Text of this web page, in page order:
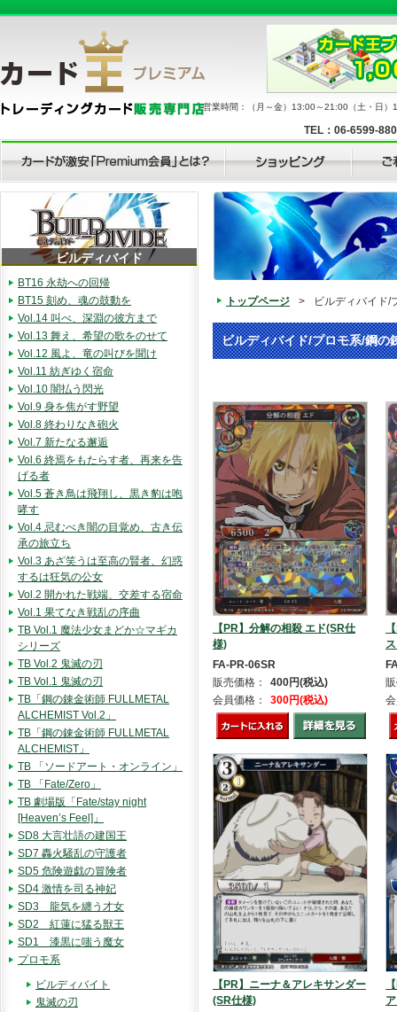
営業時間：（月～金）13:00～21:00（土・日
TEL：06-6599-
トップページ > ビルディバイド/
ビルディバイド/プロモ系/鋼の
【PR】分解の相殺 エド(SR仕
様)
FA-PR-06SR
販売価格：
400円(税込)
会員価格：
300円(税込)
【PR】ニーナ＆アレキサンダー
(SR仕様)
ビルディバイド
BT16 永劫への回帰
BT15 刻め、魂の鼓動を
Vol.14 叫べ、深淵の彼方まで
Vol.13 舞え、希望の歌をのせて
Vol.12 風よ、竜の叫びを聞け
Vol.11 紡ぎゆく宿命
Vol.10 闇払う閃光
Vol.9 身を焦がす野望
Vol.8 終わりなき砲火
Vol.7 新たなる邂逅
Vol.6 終焉をもたらす者、再来を告
げる者
Vol.5 蒼き鳥は飛翔し、黒き豹は咆
哮す
Vol.4 忌むべき闇の目覚め、古き伝
承の旅立ち
Vol.3 あざ笑うは至高の賢者、幻惑
するは狂気の公女
Vol.2 開かれた戦端、交差する宿命
Vol.1 果てなき戦乱の序曲
TB Vol.1 魔法少女まどか☆マギカ
シリーズ
TB Vol.2 鬼滅の刃
TB Vol.1 鬼滅の刃
TB「鋼の錬金術師 FULLMETAL
ALCHEMIST Vol.2」
TB「鋼の錬金術師 FULLMETAL
ALCHEMIST」
TB 「ソードアート・オンライン」
TB 「Fate/Zero」
TB 劇場版「Fate/stay night
[Heaven’s Feel]」
SD8 大言壮語の建国王
SD7 轟火騒乱の守護者
SD5 危険遊戯の冒険者
SD4 激情を司る神妃
SD3 龍気を纏う才女
SD2 紅蓮に猛る獣王
SD1 漆黒に嗤う魔女
プロモ系
ビルディバイト
鬼滅の刃